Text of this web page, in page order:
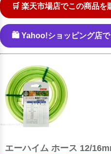
🛒 楽天市場店でこの商品を
🛍️ Yahoo!ショッピング店で
エーハイム ホース 12/